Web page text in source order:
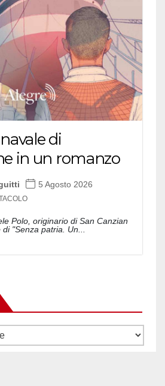
di
in un romanzo
5 Agosto 2026
Polo, originario di San Canzian
"Senza patria. Un...